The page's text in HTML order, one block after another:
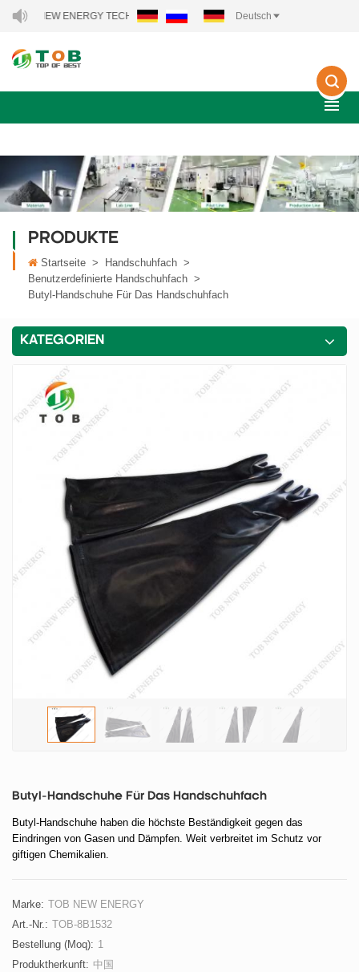
NEW ENERGY TECHNOLOGY CO., LTD.. Deutsch
PRODUKTE
Startseite > Handschuhfach >
Benutzerdefinierte Handschuhfach >
Butyl-Handschuhe Für Das Handschuhfach
KATEGORIEN
Butyl-Handschuhe Für Das Handschuhfach
Butyl-Handschuhe haben die höchste Beständigkeit gegen das
Eindringen von Gasen und Dämpfen. Weit verbreitet im Schutz vor
giftigen Chemikalien.
Marke: TOB NEW ENERGY
Art.-Nr.: TOB-8B1532
Bestellung (moq): 1
Produktherkunft: 中国